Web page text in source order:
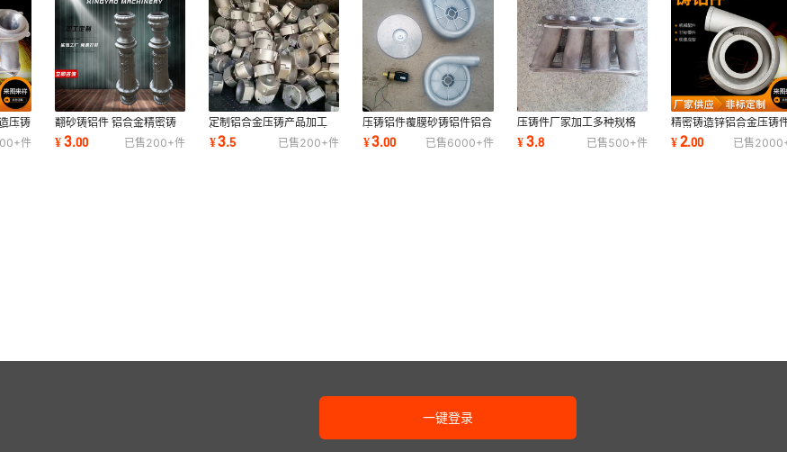
压铸
砂铸
件
翻砂铸铝件 铝合金精密铸
造 铝铸件压铸 消失模铸铝
件 铝合金压铸
¥3.00 已售200+件
定制铝合金压铸产品加工
铝合金产品压铸厂 来图定
做
¥3.5 已售200+件
压铸铝件覆膜砂铸铝件铝合
金精密高压重力铸造铸铝件
浇铸铝加工
¥3.00 已售6000+件
压铸件厂家加工多种规格
ADC12 104 A380铸铝阀
门铸造件来图定制
¥3.8 已售500+件
精密铸造锌铝合金压铸
开模定做铸铝件CNC加
压铸件加工
¥2.00 已售
一键登录